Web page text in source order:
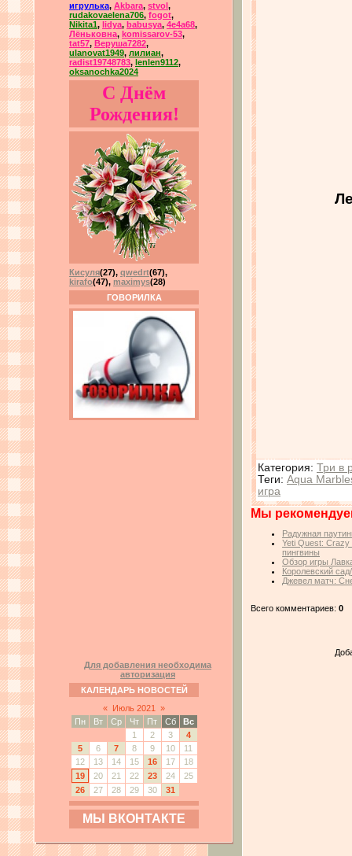
игрулька, Akbara, stvol ,
rudakovaelena706, fogot,
Nikita1, lidya, babusya, 4e4a68,
Лёньковна, komissarov-53,
tat57, Веруша7282,
ulanovat1949, лилиан,
radist19748783, lenlen9112,
oksanochka2024
С Днём
Рождения!
Кисуля(27), qwedrt(67),
kirafo(47), maximys(28)
ГОВОРИЛКА
Для добавления необходима
авторизация
КАЛЕНДАРЬ НОВОСТЕЙ
«
Июль 2021
»
Пн
Вт Ср Чт Пт Сб
Вс
1
2 3
4
5
6 7 8 9 10
11
12
13 14 15 16 17
18
19
20 21 22 23 24
25
26
27 28 29 30 31
МЫ ВКОНТАКТЕ
Категория: Три в
Теги: Aqua
игра
Мы
Радужная
Yeti Quest:
пингвины
Обзор игры
Королевский
Джевел матч:
Всего комментариев: 0